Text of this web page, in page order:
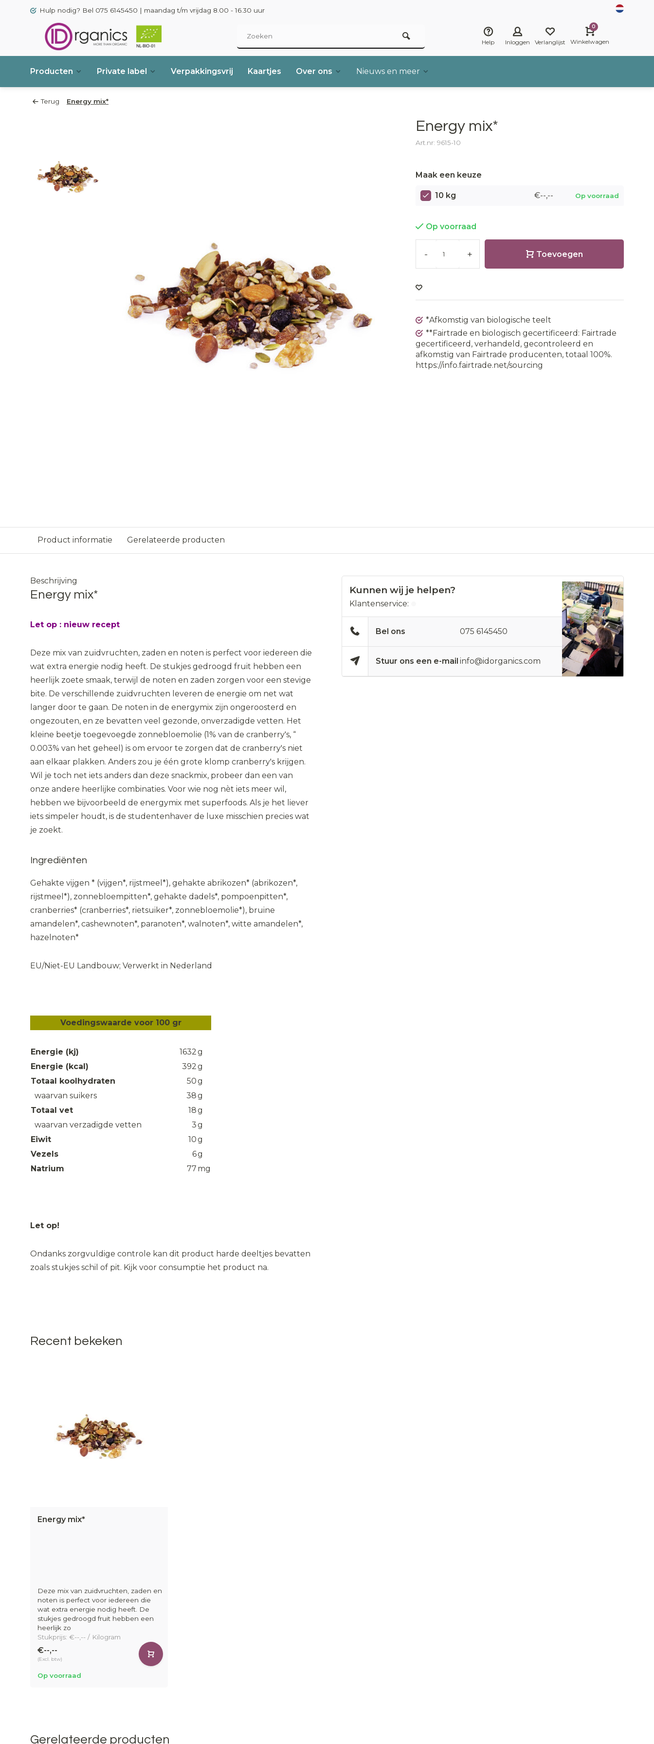
Hulp nodig? Bel 075 6145450 | maandag t/m vrijdag 8.00 - 16.30 uur
Help Inloggen Verlanglijst
0
Winkelwagen
Producten Private label Verpakkingsvrij Kaartjes Over ons Nieuws en meer
Terug Energy mix*
Energy mix*
Art.nr: 9615-10
Maak een keuze
10 kg €--,-- Op voorraad
Op voorraad
- + Toevoegen
*Afkomstig van biologische teelt
**Fairtrade en biologisch gecertificeerd: Fairtrade
gecertificeerd, verhandeld, gecontroleerd en
afkomstig van Fairtrade producenten, totaal 100%.
https://info.fairtrade.net/sourcing
Product informatie Gerelateerde producten
Beschrijving
Energy mix*
Let op : nieuw recept
Deze mix van zuidvruchten, zaden en noten is perfect voor iedereen die
wat extra energie nodig heeft. De stukjes gedroogd fruit hebben een
heerlijk zoete smaak, terwijl de noten en zaden zorgen voor een stevige
bite. De verschillende zuidvruchten leveren de energie om net wat
langer door te gaan. De noten in de energymix zijn ongeroosterd en
ongezouten, en ze bevatten veel gezonde, onverzadigde vetten. Het
kleine beetje toegevoegde zonnebloemolie (1% van de cranberry's, “
0.003% van het geheel) is om ervoor te zorgen dat de cranberry's niet
aan elkaar plakken. Anders zou je één grote klomp cranberry's krijgen.
Wil je toch net iets anders dan deze snackmix, probeer dan een van
onze andere heerlijke combinaties. Voor wie nog nèt iets meer wil,
hebben we bijvoorbeeld de energymix met superfoods. Als je het liever
iets simpeler houdt, is de studentenhaver de luxe misschien precies wat
je zoekt.
Ingrediënten
Gehakte vijgen * (vijgen*, rijstmeel*), gehakte abrikozen* (abrikozen*,
rijstmeel*), zonnebloempitten*, gehakte dadels*, pompoenpitten*,
cranberries* (cranberries*, rietsuiker*, zonnebloemolie*), bruine
amandelen*, cashewnoten*, paranoten*, walnoten*, witte amandelen*,
hazelnoten*
EU/Niet-EU Landbouw; Verwerkt in Nederland
Voedingswaarde voor 100 gr
Energie (kj) 1632g
Energie (kcal)
392g
Totaal koolhydraten
50g
waarvan suikers
38g
Totaal vet
18g
waarvan verzadigde vetten
3g
Eiwit
10g
Vezels
6g
Natrium
77 mg
Let op!
Ondanks zorgvuldige controle kan dit product harde deeltjes bevatten
zoals stukjes schil of pit. Kijk voor consumptie het product na.
Kunnen wij je helpen?
Klantenservice:
Bel ons 075 6145450
Stuur ons een e-mail info@idorganics.com
Recent bekeken
Energy mix*
Deze mix van zuidvruchten, zaden en
noten is perfect voor iedereen die
wat extra energie nodig heeft. De
stukjes gedroogd fruit hebben een
heerlijk zo
Stukprijs: €--,-- / Kilogram
€--,--
(Excl. btw)
Op voorraad
Gerelateerde producten